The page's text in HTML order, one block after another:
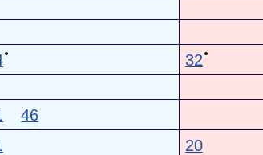
● 32 ●
46
20